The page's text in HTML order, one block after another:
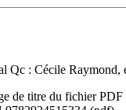
Qc : Cécile Raymond,
de titre du fichier